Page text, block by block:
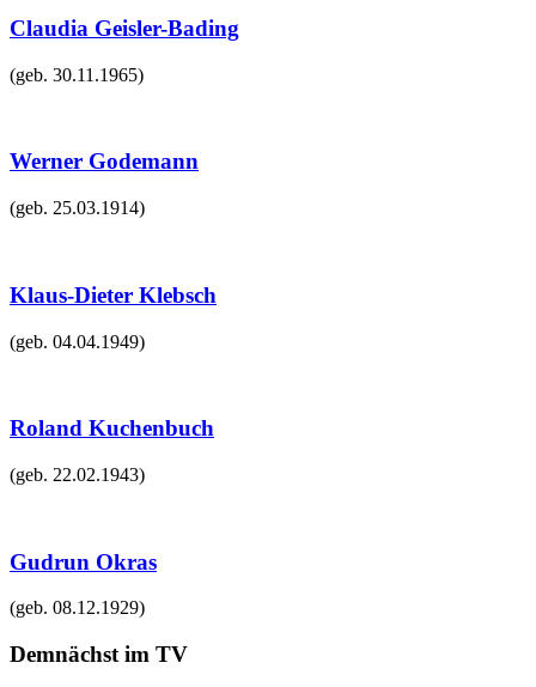
Claudia Geisler-Bading
(geb. 30.11.1965)
Werner Godemann
(geb. 25.03.1914)
Klaus-Dieter Klebsch
(geb. 04.04.1949)
Roland Kuchenbuch
(geb. 22.02.1943)
Gudrun Okras
(geb. 08.12.1929)
Demnächst im TV